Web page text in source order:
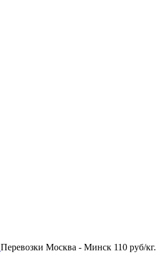
Перевозки Москва - Минск 110 руб/кг.